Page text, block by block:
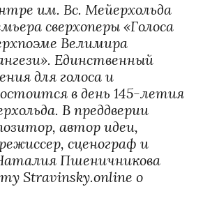
им. Вс. Мейерхольда
сверхоперы «Голоса
Велимира
Единственный
для голоса и
в день 145-летия
В преддверии
автор идеи,
сценограф и
Пшеничникова
Stravinsky.online о